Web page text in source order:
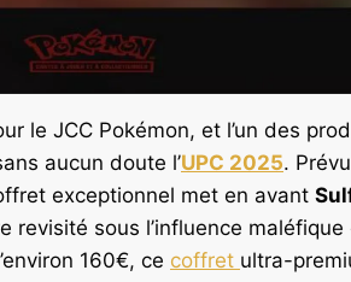
le JCC Pokémon, et l’un des
aucun doute l’UPC 2025.
exceptionnel met en avant
revisité sous l’influence
160€, ce coffret ultra-